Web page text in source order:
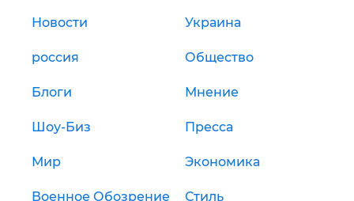
Новости Украина
россия Общество
Блоги Мнение
Шоу-Биз Пресса
Мир Экономика
Военное Обозрение Стиль